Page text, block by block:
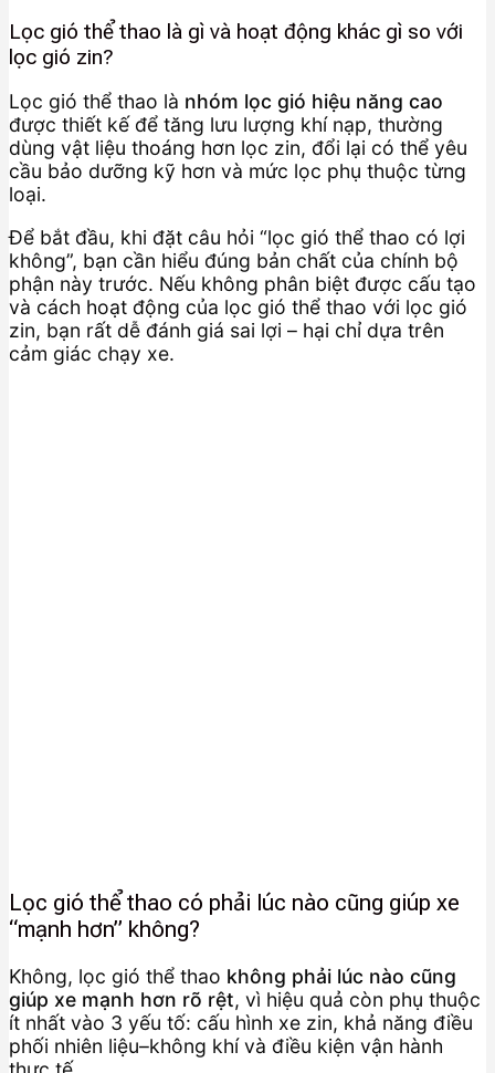
Lọc gió thể thao là gì và hoạt động khác gì so với
lọc gió zin?
Lọc gió thể thao là nhóm lọc gió hiệu năng cao
được thiết kế để tăng lưu lượng khí nạp, thường
dùng vật liệu thoáng hơn lọc zin, đổi lại có thể yêu
cầu bảo dưỡng kỹ hơn và mức lọc phụ thuộc từng
loại.
Để bắt đầu, khi đặt câu hỏi “lọc gió thể thao có lợi
không”, bạn cần hiểu đúng bản chất của chính bộ
phận này trước. Nếu không phân biệt được cấu tạo
và cách hoạt động của lọc gió thể thao với lọc gió
zin, bạn rất dễ đánh giá sai lợi – hại chỉ dựa trên
cảm giác chạy xe.
Lọc gió thể thao có phải lúc nào cũng giúp xe
“mạnh hơn” không?
Không, lọc gió thể thao không phải lúc nào cũng
giúp xe mạnh hơn rõ rệt, vì hiệu quả còn phụ thuộc
ít nhất vào 3 yếu tố: cấu hình xe zin, khả năng điều
phối nhiên liệu–không khí và điều kiện vận hành